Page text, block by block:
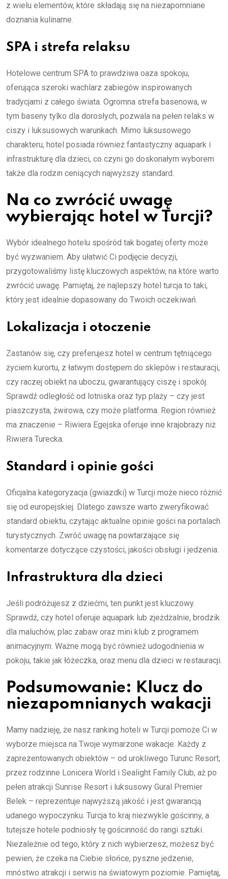
z wielu elementów, które składają się na niezapomniane
doznania kulinarne.
SPA i strefa relaksu
Hotelowe centrum SPA to prawdziwa oaza spokoju,
oferująca szeroki wachlarz zabiegów inspirowanych
tradycjami z całego świata. Ogromna strefa basenowa, w
tym baseny tylko dla dorosłych, pozwala na pełen relaks w
ciszy i luksusowych warunkach. Mimo luksusowego
charakteru, hotel posiada również fantastyczny aquapark i
infrastrukturę dla dzieci, co czyni go doskonałym wyborem
także dla rodzin ceniących najwyższy standard.
Na co zwrócić uwagę
wybierając hotel w Turcji?
Wybór idealnego hotelu spośród tak bogatej oferty może
być wyzwaniem. Aby ułatwić Ci podjęcie decyzji,
przygotowaliśmy listę kluczowych aspektów, na które warto
zwrócić uwagę. Pamiętaj, że najlepszy hotel turcja to taki,
który jest idealnie dopasowany do Twoich oczekiwań.
Lokalizacja i otoczenie
Zastanów się, czy preferujesz hotel w centrum tętniącego
życiem kurortu, z łatwym dostępem do sklepów i restauracji,
czy raczej obiekt na uboczu, gwarantujący ciszę i spokój.
Sprawdź odległość od lotniska oraz typ plaży – czy jest
piaszczysta, żwirowa, czy może platforma. Region również
ma znaczenie – Riwiera Egejska oferuje inne krajobrazy niż
Riwiera Turecka.
Standard i opinie gości
Oficjalna kategoryzacja (gwiazdki) w Turcji może nieco różnić
się od europejskiej. Dlatego zawsze warto zweryfikować
standard obiektu, czytając aktualne opinie gości na portalach
turystycznych. Zwróć uwagę na powtarzające się
komentarze dotyczące czystości, jakości obsługi i jedzenia.
Infrastruktura dla dzieci
Jeśli podróżujesz z dziećmi, ten punkt jest kluczowy.
Sprawdź, czy hotel oferuje aquapark lub zjeżdżalnie, brodzik
dla maluchów, plac zabaw oraz mini klub z programem
animacyjnym. Ważne mogą być również udogodnienia w
pokoju, takie jak łóżeczka, oraz menu dla dzieci w restauracji.
Podsumowanie: Klucz do
niezapomnianych wakacji
Mamy nadzieję, że nasz ranking hoteli w Turcji pomoże Ci w
wyborze miejsca na Twoje wymarzone wakacje. Każdy z
zaprezentowanych obiektów – od urokliwego Turunc Resort,
przez rodzinne Lonicera World i Sealight Family Club, aż po
pełen atrakcji Sunrise Resort i luksusowy Gural Premier
Belek – reprezentuje najwyższą jakość i jest gwarancją
udanego wypoczynku. Turcja to kraj niezwykle gościnny, a
tutejsze hotele podniosły tę gościnność do rangi sztuki.
Niezależnie od tego, który z nich wybierzesz, możesz być
pewien, że czeka na Ciebie słońce, pyszne jedzenie,
mnóstwo atrakcji i serwis na światowym poziomie. Pamiętaj,